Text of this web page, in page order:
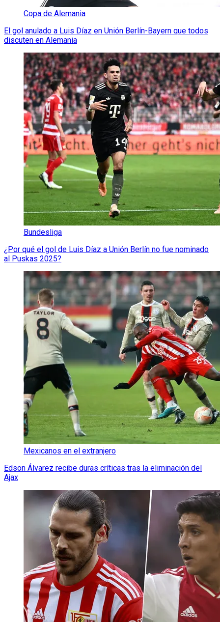
Copa de Alemania
El gol anulado a Luis Díaz en Unión Berlín-Bayern que todos
discuten en Alemania
Bundesliga
¿Por qué el gol de Luis Díaz a Unión Berlín no fue nominado
al Puskas 2025?
Mexicanos en el extranjero
Edson Álvarez recibe duras críticas tras la eliminación del
Ajax